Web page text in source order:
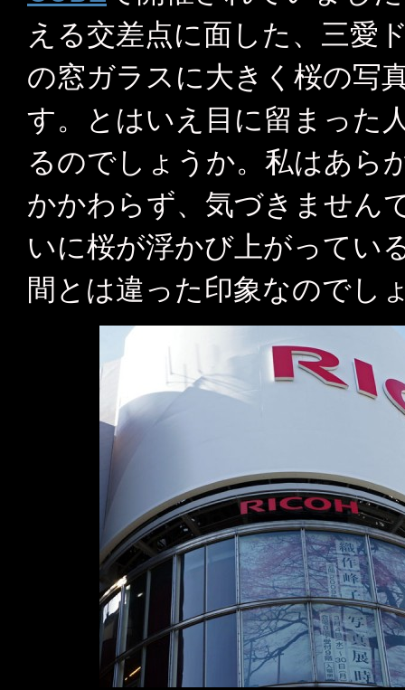
える交差点に面した、三愛
の窓ガラスに大きく桜の写
す。とはいえ目に留まった
るのでしょうか。私はあら
かかわらず、気づきません
いに桜が浮かび上がってい
間とは違った印象なので